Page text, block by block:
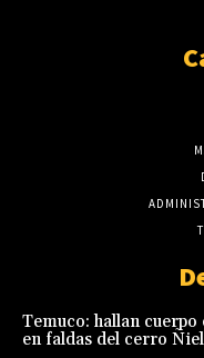
Temuco: hallan
en faldas del cerro